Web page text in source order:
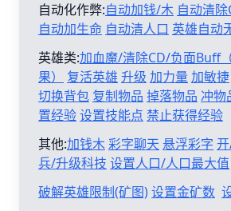
自动化作弊:自动加钱/木 自动清除
自动加生命 自动清人口 英雄自动
英雄类:加血魔/清除CD/负面Buff
果）
复活英雄 升级 加力量 加敏捷
切换背包 复制物品 掉落物品 冲物
置经验设置技能点 禁止获得经验
其他:加钱木彩字聊天 悬浮彩字
兵/升级科技 设置人口/人口最大值
破解英雄限制(矿图)设置金矿数